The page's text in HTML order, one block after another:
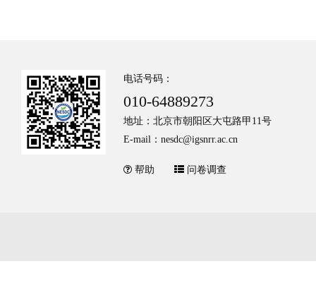
电话号码：
010-64889273
地址：北京市朝阳区大屯路甲11号
E-mail：nesdc@igsnrr.ac.cn
帮助 问卷调查